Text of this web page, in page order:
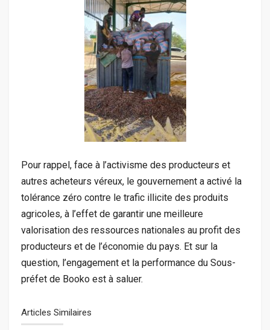
Pour rappel, face à l’activisme des producteurs et
autres acheteurs véreux, le gouvernement a activé la
tolérance zéro contre le trafic illicite des produits
agricoles, à l’effet de garantir une meilleure
valorisation des ressources nationales au profit des
producteurs et de l’économie du pays. Et sur la
question, l’engagement et la performance du Sous-
préfet de Booko est à saluer.
Articles Similaires